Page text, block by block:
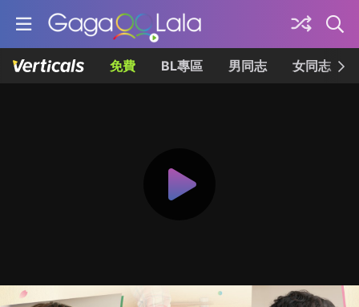
免費 BL專區 男同志 女同志